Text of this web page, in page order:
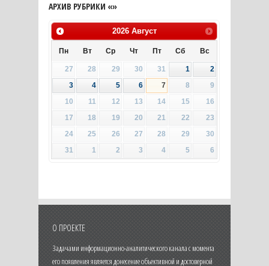
АРХИВ РУБРИКИ «»
2026 Август
Пн Вт Ср Чт Пт Сб Вс
27 28 29 30 31 1
2
3
4 5 6 7 8
9
10
11 12 13 14 15
16
17
18 19 20 21 22
23
24
25 26 27 28 29
30
31
1 2 3 4 5 6
О ПРОЕКТЕ
Задачами информационно-аналитического канала с момента
его появления является донесение объективной и достоверной